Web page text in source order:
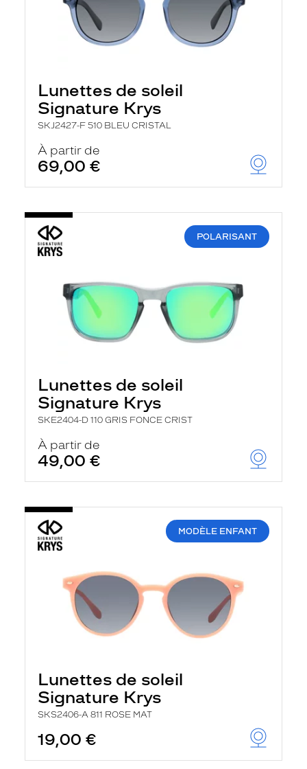
Lunettes de soleil
Signature Krys
SKJ2427-F 510 BLEU CRISTAL
À partir de
69,00 €
POLARISANT
Lunettes de soleil
Signature Krys
SKE2404-D 110 GRIS FONCE CRIST
À partir de
49,00 €
MODÈLE ENFANT
Lunettes de soleil
Signature Krys
SKS2406-A 811 ROSE MAT
19,00 €